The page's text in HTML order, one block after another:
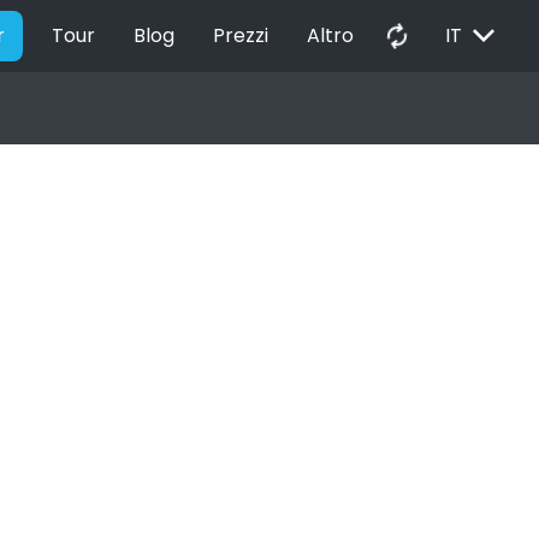
Tour Blog Prezzi Altro autorenew IT EXPAND_MORE